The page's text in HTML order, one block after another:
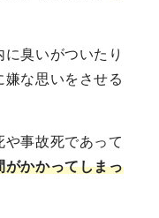
臭いがついたり
な思いをさせる
や事故死であって
がかかってしまっ